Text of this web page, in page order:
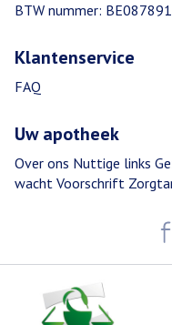
BTW nummer:
Klantenservice
FAQ
Uw apotheek
Over ons Nuttige links
wacht Voorschrift